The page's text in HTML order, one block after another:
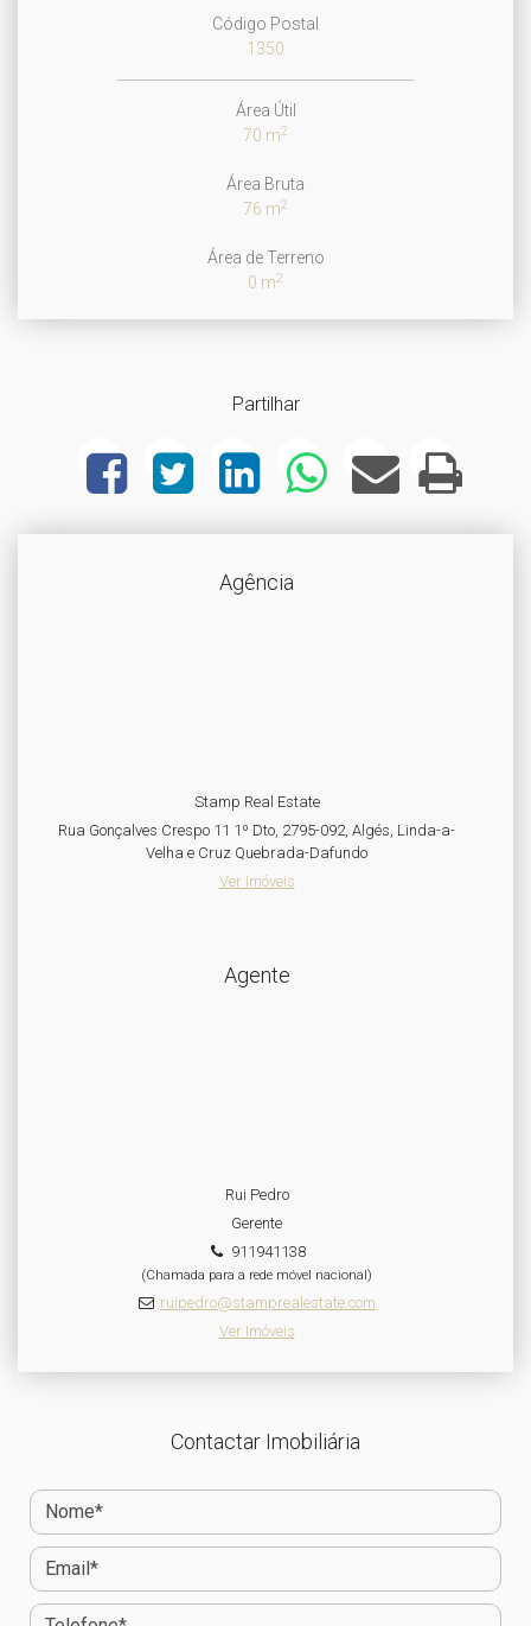
Código Postal
1350
Área Útil
70 m2
Área Bruta
76 m2
Área de Terreno
0 m2
Partilhar
Agência
Stamp Real Estate
Rua Gonçalves Crespo 11 1º Dto, 2795-092, Algés, Linda-a-
Velha e Cruz Quebrada-Dafundo
Ver Imóveis
Agente
Rui Pedro
Gerente
911941138
(Chamada para a rede móvel nacional)
ruipedro@stamprealestate.com
Ver Imóveis
Contactar Imobiliária